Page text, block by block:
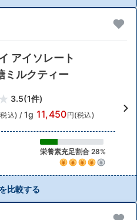
アイソレート
ミルクティー
3.5(1件)
込) / 1g 11,450円(税込)
栄養素充足割合 28%
比較する